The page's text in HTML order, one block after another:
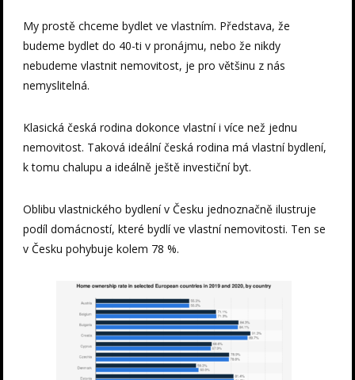
My prostě chceme bydlet ve vlastním. Představa, že
budeme bydlet do 40-ti v pronájmu, nebo že nikdy
nebudeme vlastnit nemovitost, je pro většinu z nás
nemyslitelná.
Klasická česká rodina dokonce vlastní i více než jednu
nemovitost. Taková ideální česká rodina má vlastní bydlení,
k tomu chalupu a ideálně ještě investiční byt.
Oblibu vlastnického bydlení v Česku jednoznačně ilustruje
podíl domácností, které bydlí ve vlastní nemovitosti. Ten se
v Česku pohybuje kolem 78 %.